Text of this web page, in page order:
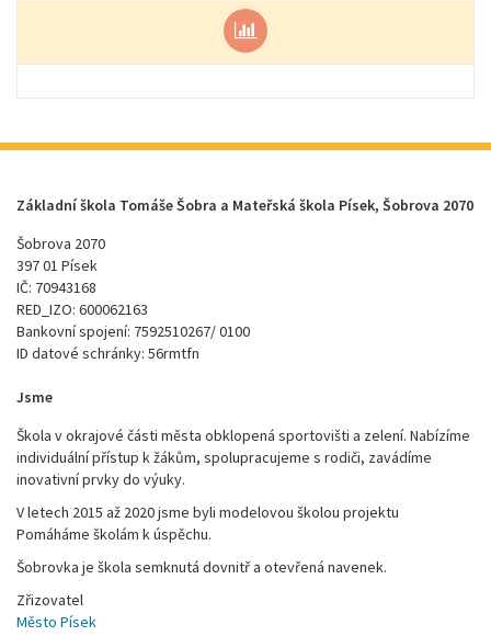
Základní škola Tomáše Šobra a Mateřská škola Písek, Šobrova 2070
Šobrova 2070
397 01 Písek
IČ: 70943168
RED_IZO: 600062163
Bankovní spojení: 7592510267/ 0100
ID datové schránky: 56rmtfn
Jsme
Škola v okrajové části města obklopená sportovišti a zelení. Nabízíme
individuální přístup k žákům, spolupracujeme s rodiči, zavádíme
inovativní prvky do výuky.
V letech 2015 až 2020 jsme byli modelovou školou projektu
Pomáháme školám k úspěchu.
Šobrovka je škola semknutá dovnitř a otevřená navenek.
Zřizovatel
Město Písek